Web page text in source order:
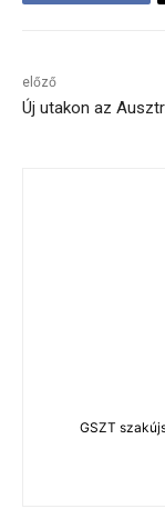
előző
Új utakon az
GSZT